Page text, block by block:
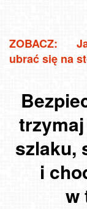
ZOBACZ:
ubrać się na
szlaku,
i
w